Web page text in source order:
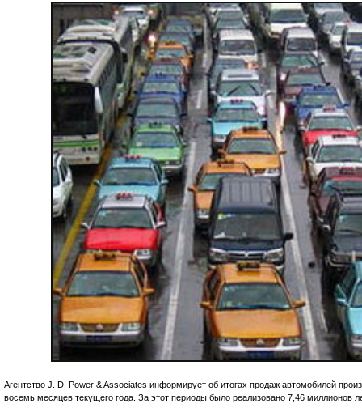
Агентство J. D. Power & Associates информирует об итогах продаж автомобилей
восемь месяцев текущего года. За этот периоды было реализовано 7,46 миллионов